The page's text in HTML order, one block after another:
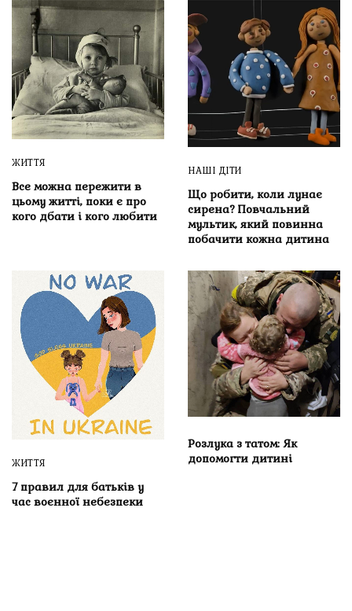
ЖИТТЯ
Все можна пережити в
цьому житті, поки є про
кого дбати і кого любити
НАШІ ДІТИ
Що робити, коли лунає
сирена? Повчальний
мультик, який повинна
побачити кожна дитина
ЖИТТЯ
7 правил для батьків у
час воєнної небезпеки
Розлука з татом: Як
допомогти дитині